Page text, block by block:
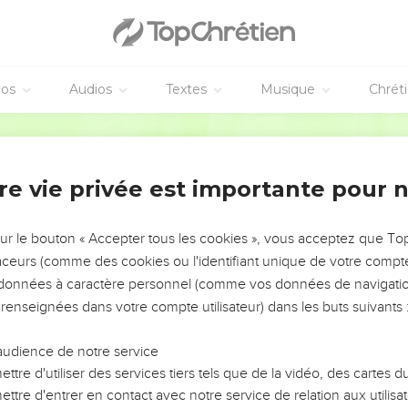
Audios Textes Musique
furent ébranlés par la voix de celui qui criait, et la maison
les lèvres sont impures, et mes yeux ont vu le roi, l'Éternel
vola vers moi, ayant dans sa main un charbon ardent, qu'il
Seigneur, qui disait : Qui enverrai-je et qui sera notre
peuple : Vous entendrez, mais vous ne comprendrez point ;
peuple, rends ses oreilles pesantes, couvre ses yeux ! Qu'il
Seigneur ? Et il répondit : Jusqu'à ce que les villes soient
privées d'hommes, et le sol désert et dévasté ;
vie privée est importante pour
le bouton « Accepter tous les cookies », vous acceptez que
(comme des cookies ou l'identifiant unique de votre
à caractère personnel (comme vos données de
dans votre compte utilisateur) dans les buts suivants :
de notre service
d'utiliser des services tiers tels que de la vidéo, des cartes
d'entrer en contact avec notre service de relation aux